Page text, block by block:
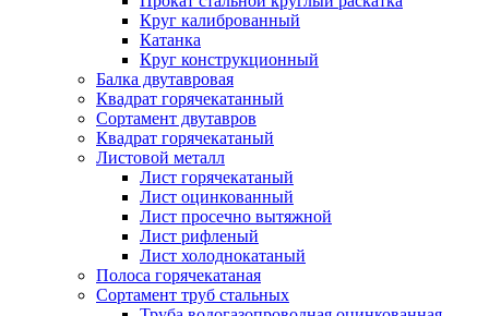
Круг калиброванный
Катанка
Круг конструкционный
Балка двутавровая
Квадрат горячекатанный
Сортамент двутавров
Квадрат горячекатаный
Листовой металл
Лист горячекатаный
Лист оцинкованный
Лист просечно вытяжной
Лист рифленый
Лист холоднокатаный
Полоса горячекатаная
Сортамент труб стальных